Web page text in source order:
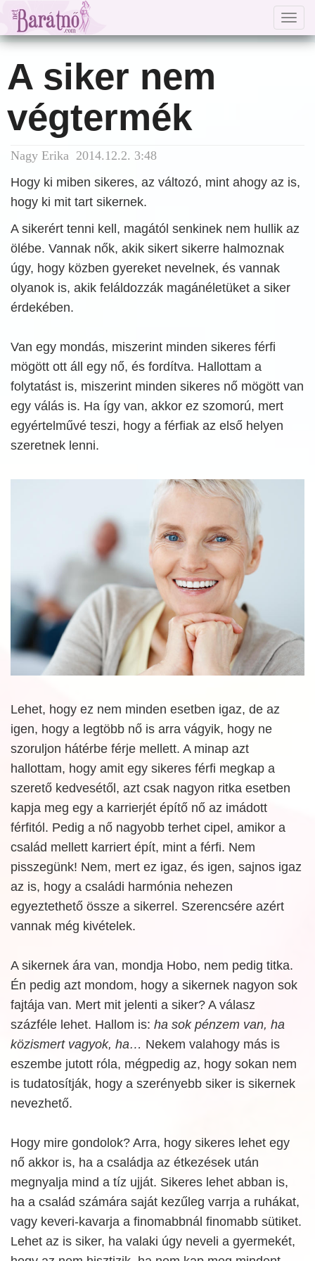
A siker nem
végtermék
Nagy Erika 2014.12.2. 3:48
Hogy ki miben sikeres, az változó, mint ahogy az is,
hogy ki mit tart sikernek.
A sikerért tenni kell, magától senkinek nem hullik az
ölébe. Vannak nők, akik sikert sikerre halmoznak
úgy, hogy közben gyereket nevelnek, és vannak
olyanok is, akik feláldozzák magánéletüket a siker
érdekében.
Van egy mondás, miszerint minden sikeres férfi
mögött ott áll egy nő, és fordítva. Hallottam a
folytatást is, miszerint minden sikeres nő mögött van
egy válás is. Ha így van, akkor ez szomorú, mert
egyértelművé teszi, hogy a férfiak az első helyen
szeretnek lenni.
Lehet, hogy ez nem minden esetben igaz, de az
igen, hogy a legtöbb nő is arra vágyik, hogy ne
szoruljon hátérbe férje mellett. A minap azt
hallottam, hogy amit egy sikeres férfi megkap a
szerető kedvesétől, azt csak nagyon ritka esetben
kapja meg egy a karrierjét építő nő az imádott
férfitól. Pedig a nő nagyobb terhet cipel, amikor a
család mellett karriert épít, mint a férfi. Nem
pisszegünk! Nem, mert ez igaz, és igen, sajnos igaz
az is, hogy a családi harmónia nehezen
egyeztethető össze a sikerrel. Szerencsére azért
vannak még kivételek.
A sikernek ára van, mondja Hobo, nem pedig titka.
Én pedig azt mondom, hogy a sikernek nagyon sok
fajtája van. Mert mit jelenti a siker? A válasz
százféle lehet. Hallom is: ha sok pénzem van, ha
közismert vagyok, ha… Nekem valahogy más is
eszembe jutott róla, mégpedig az, hogy sokan nem
is tudatosítják, hogy a szerényebb siker is sikernek
nevezhető.
Hogy mire gondolok? Arra, hogy sikeres lehet egy
nő akkor is, ha a családja az étkezések után
megnyalja mind a tíz ujját. Sikeres lehet abban is,
ha a család számára saját kezűleg varrja a ruhákat,
vagy keveri-kavarja a finomabbnál finomabb sütiket.
Lehet az is siker, ha valaki úgy neveli a gyermekét,